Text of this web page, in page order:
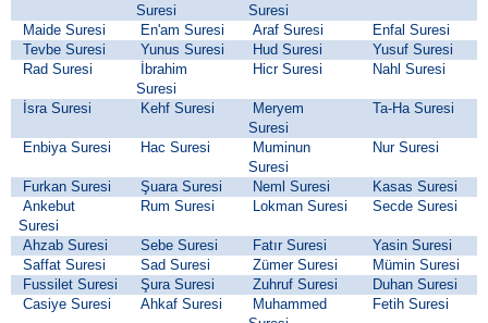
Suresi
Suresi
Maide Suresi En'am Suresi Araf Suresi
Enfal Suresi
Tevbe Suresi
Yunus Suresi Hud Suresi
Yusuf Suresi
Rad Suresi
İbrahim
Suresi
Hicr Suresi Nahl Suresi
İsra Suresi Kehf Suresi
Meryem
Suresi
Ta-Ha Suresi
Enbiya Suresi Hac Suresi
Muminun
Suresi
Nur Suresi
Furkan Suresi Şuara Suresi Neml Suresi
Kasas Suresi
Ankebut
Suresi
Rum Suresi Lokman Suresi Secde Suresi
Ahzab Suresi Sebe Suresi Fatır Suresi
Yasin Suresi
Saffat Suresi
Sad Suresi Zümer Suresi
Mümin Suresi
Fussilet Suresi
Şura Suresi Zuhruf Suresi
Duhan Suresi
Casiye Suresi
Ahkaf Suresi
Muhammed
Fetih Suresi